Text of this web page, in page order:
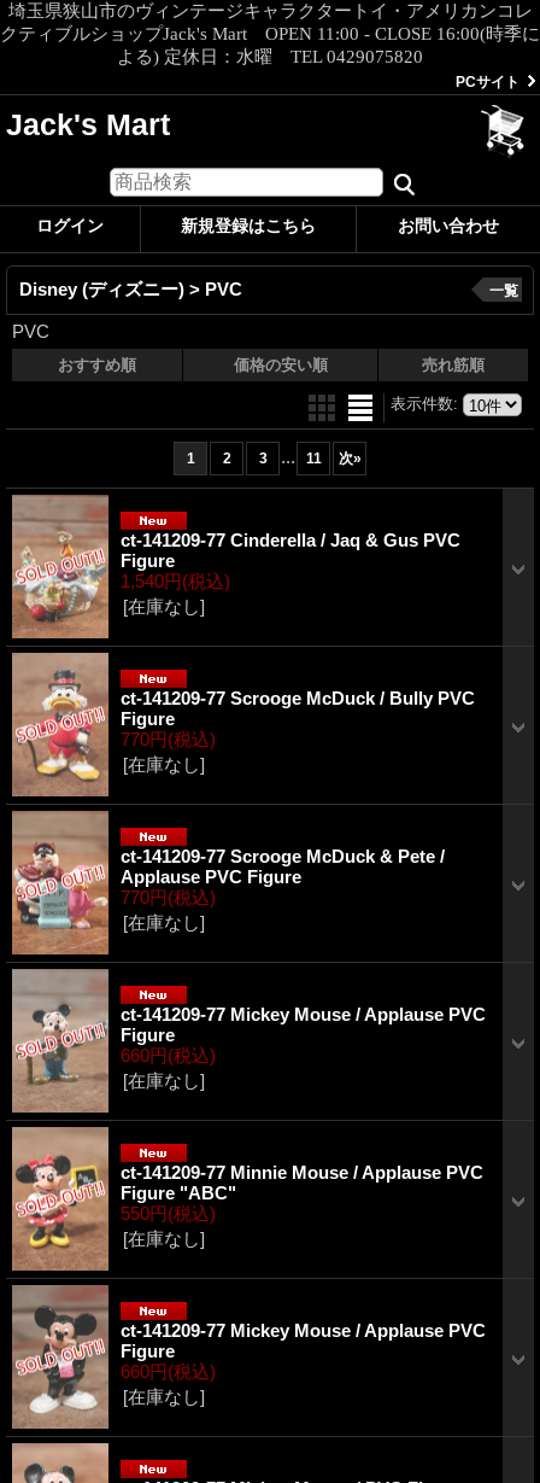
埼玉県狭山市のヴィンテージキャラクタートイ・アメリカンコレ
クティブルショップJack's Mart OPEN 11:00 - CLOSE 16:00(時季に
よる) 定休日：水曜 TEL 0429075820
PCサイト
Jack's Mart
ログイン 新規登録はこちら お問い合わせ
Disney (ディズニー) > PVC
PVC
一覧
おすすめ順 価格の安い順 売れ筋順
表示件数:
1 2 3 ... 11 次»
ct-141209-77 Cinderella / Jaq & Gus PVC
Figure
1,540円(税込)
[在庫なし]
ct-141209-77 Scrooge McDuck / Bully PVC
Figure
770円(税込)
[在庫なし]
ct-141209-77 Scrooge McDuck & Pete /
Applause PVC Figure
770円(税込)
[在庫なし]
ct-141209-77 Mickey Mouse / Applause PVC
Figure
660円(税込)
[在庫なし]
ct-141209-77 Minnie Mouse / Applause PVC
Figure "ABC"
550円(税込)
[在庫なし]
ct-141209-77 Mickey Mouse / Applause PVC
Figure
660円(税込)
[在庫なし]